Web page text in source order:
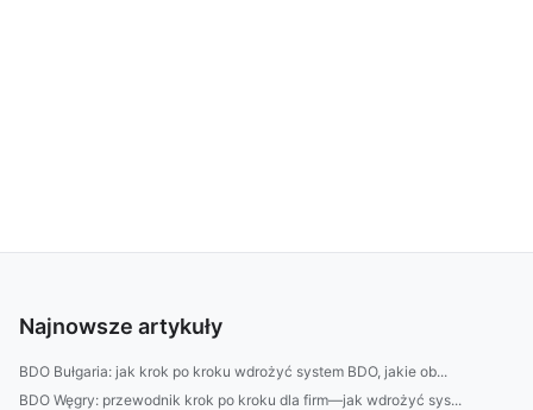
Najnowsze artykuły
BDO Bułgaria: jak krok po kroku wdrożyć system BDO, jakie ob...
BDO Węgry: przewodnik krok po kroku dla firm—jak wdrożyć sys...